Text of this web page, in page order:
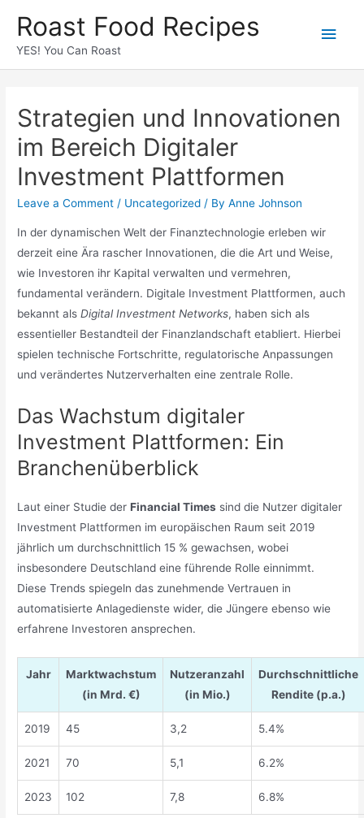
Roast Food Recipes
YES! You Can Roast
Strategien und Innovationen
im Bereich Digitaler
Investment Plattformen
Leave a Comment / Uncategorized / ByAnne Johnson
In der dynamischen Welt der Finanztechnologie erleben wir
derzeit eine Ära rascher Innovationen, die die Art und Weise,
wie Investoren ihr Kapital verwalten und vermehren,
fundamental verändern. Digitale Investment Plattformen, auch
bekannt alsDigital Investment Networks, haben sich als
essentieller Bestandteil der Finanzlandschaft etabliert. Hierbei
spielen technische Fortschritte, regulatorische Anpassungen
und verändertes Nutzerverhalten eine zentrale Rolle.
Das Wachstum digitaler
Investment Plattformen: Ein
Branchenüberblick
Laut einer Studie derFinancial Times sind die Nutzer digitaler
Investment Plattformen im europäischen Raum seit 2019
jährlich um durchschnittlich 15 % gewachsen, wobei
insbesondere Deutschland eine führende Rolle einnimmt.
Diese Trends spiegeln das zunehmende Vertrauen in
automatisierte Anlagedienste wider, die Jüngere ebenso wie
erfahrene Investoren ansprechen.
Jahr
Marktwachstum
(in Mrd. €)
Nutzeranzahl
(in Mio.)
Durchschnittliche
Rendite (p.a.)
2019 45 3,2 5.4%
2021 70 5,1 6.2%
2023 102 7,8 6.8%